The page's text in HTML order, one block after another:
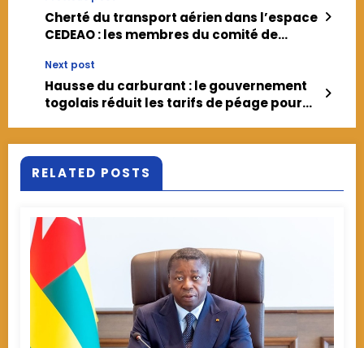
Cherté du transport aérien dans l’espace
CEDEAO : les membres du comité de
des redevances
Next post
Hausse du carburant : le gouvernement
togolais réduit les tarifs de péage pour
RELATED POSTS